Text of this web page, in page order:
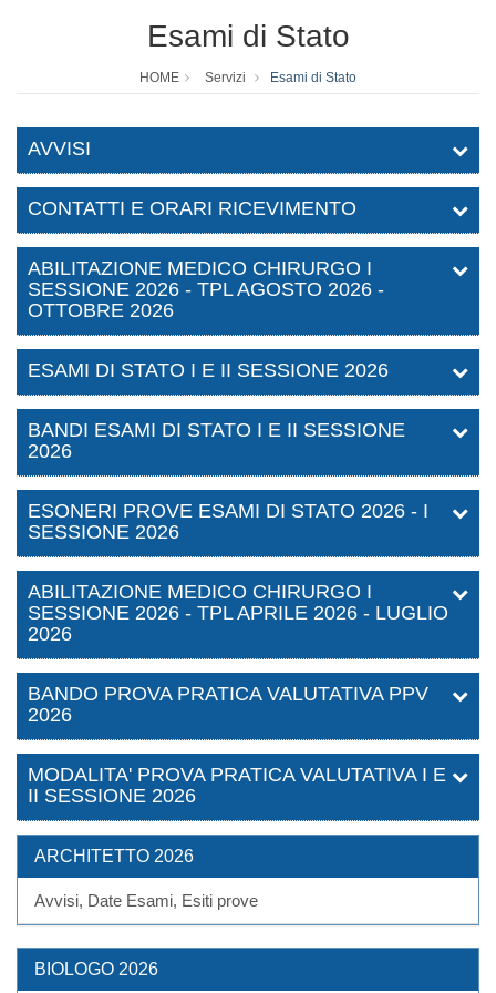
Esami di Stato
HOME Servizi Esami di Stato
AVVISI
CONTATTI E ORARI RICEVIMENTO
ABILITAZIONE MEDICO CHIRURGO I
SESSIONE 2026 - TPL AGOSTO 2026 -
OTTOBRE 2026
ESAMI DI STATO I E II SESSIONE 2026
BANDI ESAMI DI STATO I E II SESSIONE
2026
ESONERI PROVE ESAMI DI STATO 2026 - I
SESSIONE 2026
ABILITAZIONE MEDICO CHIRURGO I
SESSIONE 2026 - TPL APRILE 2026 - LUGLIO
2026
BANDO PROVA PRATICA VALUTATIVA PPV
2026
MODALITA' PROVA PRATICA VALUTATIVA I E
II SESSIONE 2026
ARCHITETTO 2026
Avvisi, Date Esami, Esiti prove
BIOLOGO 2026